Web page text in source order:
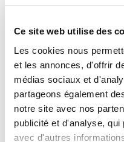
Ce site web utilise des
Les cookies nous
et les annonces, d'offrir
médias sociaux et
partageons également
notre site avec nos
publicité et d'analyse,
avec d'autres
CARBON-BLANC
L'agence CONSULTIMO
l'entrée de ville de
bordelaise), en première
un local commercial neuf